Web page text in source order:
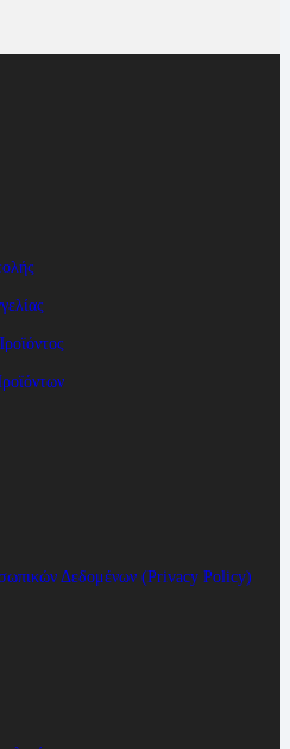
Δεδομένων (Privacy Policy)